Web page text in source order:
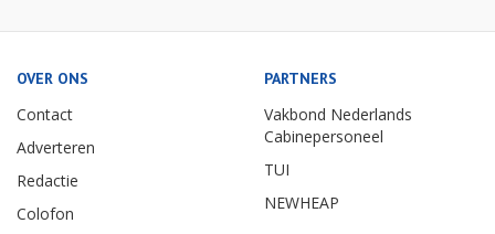
OVER ONS
Contact
Adverteren
Redactie
Colofon
PARTNERS
Vakbond Nederlands
Cabinepersoneel
TUI
NEWHEAP